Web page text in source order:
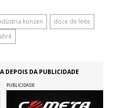
konzen
doce de leite
DEPOIS DA PUBLICIDADE
PUBLICIDADE